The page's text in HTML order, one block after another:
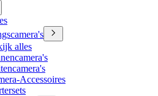
alles
Accessoires